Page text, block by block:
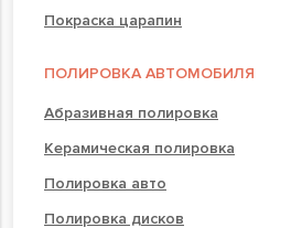
Покраска царапин
ПОЛИРОВКА АВТОМОБИЛЯ
Абразивная полировка
Керамическая полировка
Полировка авто
Полировка дисков